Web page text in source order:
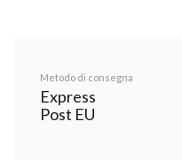
Metodo di consegna
Express
Post EU